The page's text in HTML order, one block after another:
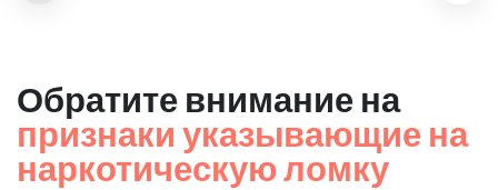
Обратите внимание на
признаки указывающие на
наркотическую ломку